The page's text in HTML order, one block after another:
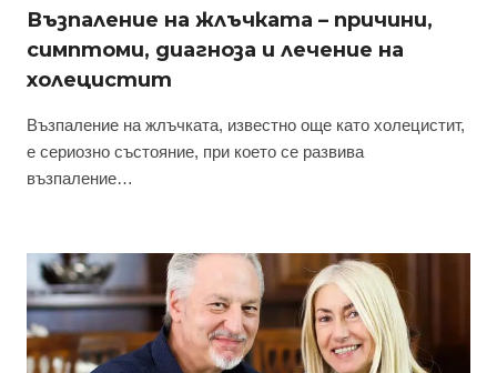
Възпаление на жлъчката – причини,
симптоми, диагноза и лечение на
холецистит
Възпаление на жлъчката, известно още като холецистит,
е сериозно състояние, при което се развива
възпаление…